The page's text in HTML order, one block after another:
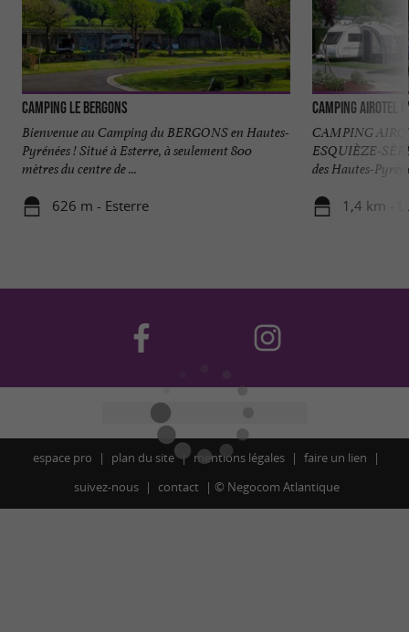
Camping Le Bergons
Bienvenue au Camping du BERGONS en Hautes-
Pyrénées ! Situé à Esterre, à seulement 800
mètres du centre de ...
626 m - Esterre
Camping Airotel
CAMPING
ESQUIÈZE-
des Hautes-
1,4 km -
espace pro plan du site mentions légales
faire un lien
suivez-nous
contact © Negocom Atlantique